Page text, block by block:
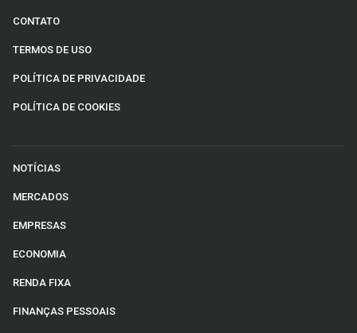
CONTATO
TERMOS DE USO
POLÍTICA DE PRIVACIDADE
POLÍTICA DE COOKIES
NOTÍCIAS
MERCADOS
EMPRESAS
ECONOMIA
RENDA FIXA
FINANÇAS PESSOAIS